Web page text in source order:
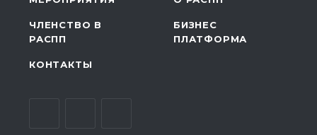
ЧЛЕНСТВО В
РАСПП
БИЗНЕС
ПЛАТФОРМА
КОНТАКТЫ